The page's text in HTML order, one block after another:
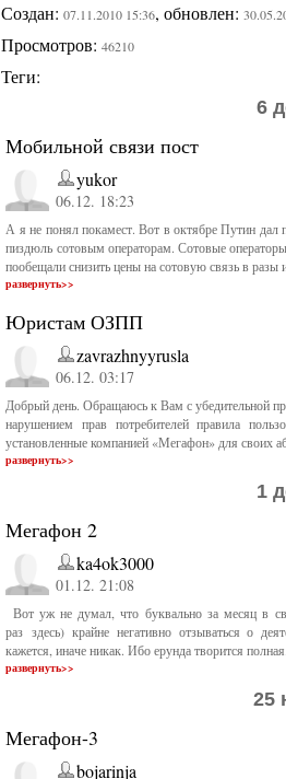
Создан:07.11.2010 15:36, обновлен:
Просмотров:46210
Теги:
6
Мобильной связи пост
yukor
06.12. 18:23
А я не понял покамест. Вот в октябре Путин
пиздюль сотовым операторам. Сотовые
пообещали снизить цены на сотовую связь в разы
развернуть>>
Юристам ОЗПП
zavrazhnyyrusla
06.12. 03:17
Добрый день. Обращаюсь к Вам с убедительной
нарушением прав потребителей правила
установленные компанией «Мегафон» для своих
развернуть>>
1
Мегафон 2
ka4ok3000
01.12. 21:08
Вот уж не думал, что буквально за месяц в
раз здесь) крайне негативно отзываться о
кажется, иначе никак. Ибо ерунда творится полная.
развернуть>>
25
Мегафон-3
bojarinja